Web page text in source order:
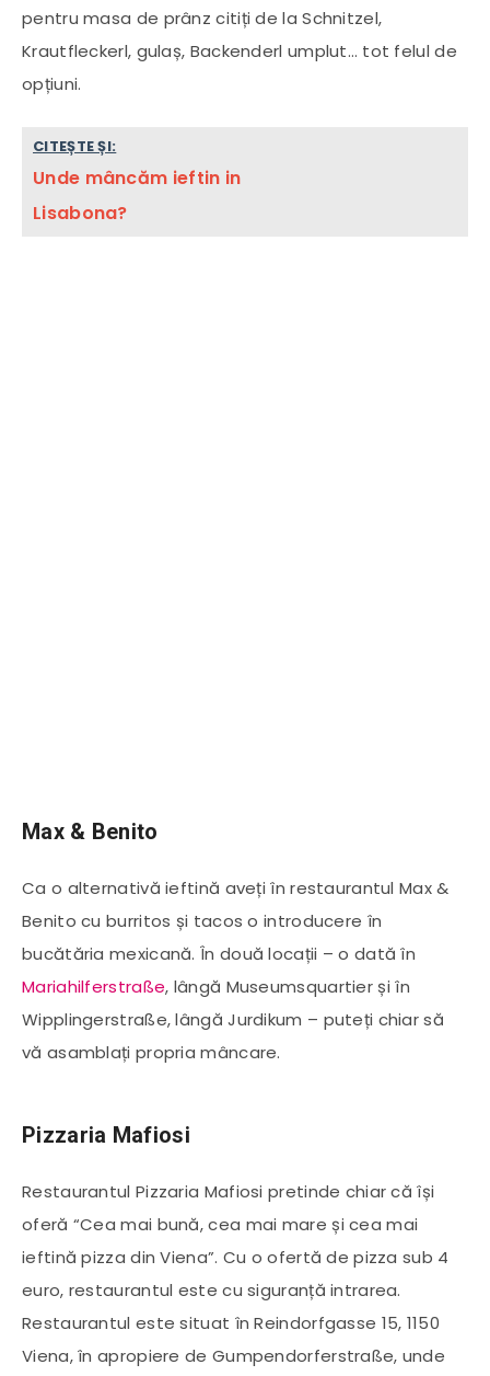
pentru masa de prânz citiți de la Schnitzel,
Krautfleckerl, gulaș, Backenderl umplut… tot felul de
opțiuni.
CITEȘTE ȘI:
Unde mâncăm ieftin in
Lisabona?
Max & Benito
Ca o alternativă ieftină aveți în restaurantul Max &
Benito cu burritos și tacos o introducere în
bucătăria mexicană. În două locații – o dată în
Mariahilferstraße, lângă Museumsquartier și în
Wipplingerstraße, lângă Jurdikum – puteți chiar să
vă asamblați propria mâncare.
Pizzaria Mafiosi
Restaurantul Pizzaria Mafiosi pretinde chiar că își
oferă “Cea mai bună, cea mai mare și cea mai
ieftină pizza din Viena”. Cu o ofertă de pizza sub 4
euro, restaurantul este cu siguranță intrarea.
Restaurantul este situat în Reindorfgasse 15, 1150
Viena, în apropiere de Gumpendorferstraße, unde